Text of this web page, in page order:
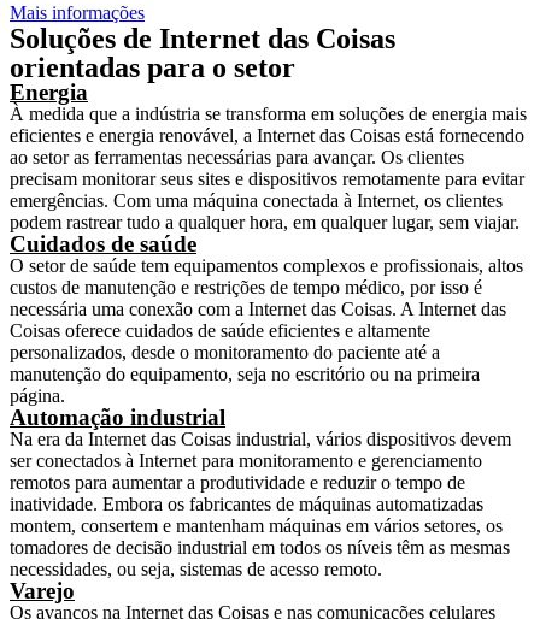
Mais informações
Soluções de Internet das Coisas
orientadas para o setor
Energia
À medida que a indústria se transforma em soluções de energia mais
eficientes e energia renovável, a Internet das Coisas está fornecendo
ao setor as ferramentas necessárias para avançar. Os clientes
precisam monitorar seus sites e dispositivos remotamente para evitar
emergências. Com uma máquina conectada à Internet, os clientes
podem rastrear tudo a qualquer hora, em qualquer lugar, sem viajar.
Cuidados de saúde
O setor de saúde tem equipamentos complexos e profissionais, altos
custos de manutenção e restrições de tempo médico, por isso é
necessária uma conexão com a Internet das Coisas. A Internet das
Coisas oferece cuidados de saúde eficientes e altamente
personalizados, desde o monitoramento do paciente até a
manutenção do equipamento, seja no escritório ou na primeira
página.
Automação industrial
Na era da Internet das Coisas industrial, vários dispositivos devem
ser conectados à Internet para monitoramento e gerenciamento
remotos para aumentar a produtividade e reduzir o tempo de
inatividade. Embora os fabricantes de máquinas automatizadas
montem, consertem e mantenham máquinas em vários setores, os
tomadores de decisão industrial em todos os níveis têm as mesmas
necessidades, ou seja, sistemas de acesso remoto.
Varejo
Os avanços na Internet das Coisas e nas comunicações celulares